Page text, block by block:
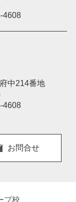
4608
中214番地
4608
お問合せ
プ校